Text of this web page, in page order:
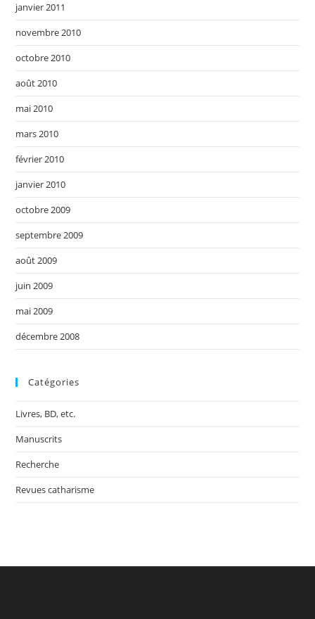
janvier 2011
novembre 2010
octobre 2010
août 2010
mai 2010
mars 2010
février 2010
janvier 2010
octobre 2009
septembre 2009
août 2009
juin 2009
mai 2009
décembre 2008
Catégories
Livres, BD, etc.
Manuscrits
Recherche
Revues catharisme